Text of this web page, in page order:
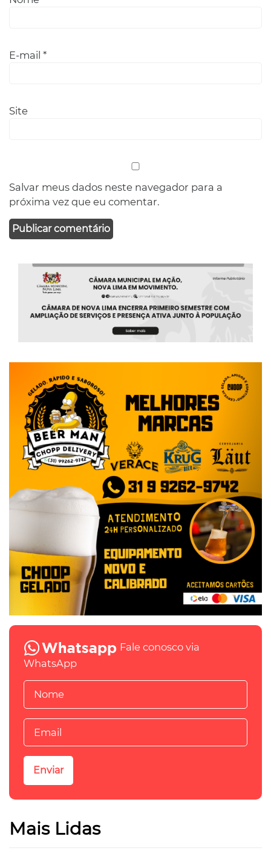
E-mail *
Site
Salvar meus dados neste navegador para a
próxima vez que eu comentar.
Fale conosco via
WhatsApp
Mais Lidas